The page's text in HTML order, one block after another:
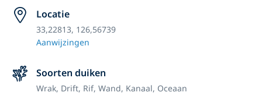
Locatie
33,22813, 126,56739
Aanwijzingen
Soorten duiken
Wrak, Drift, Rif,Wand, Kanaal, Oceaan